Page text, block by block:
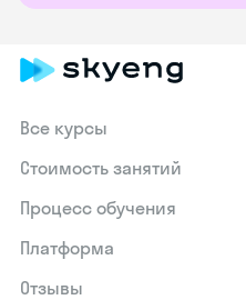
Все курсы
Стоимость занятий
Процесс обучения
Платформа
Отзывы